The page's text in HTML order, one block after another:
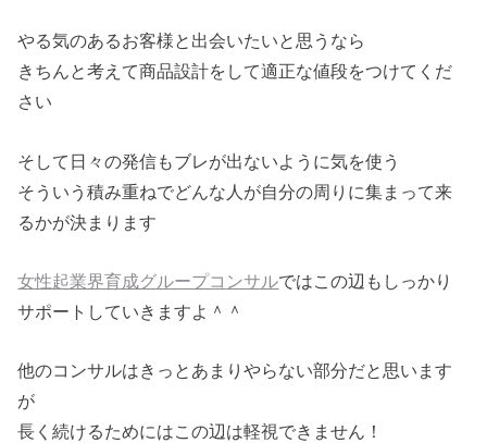
やる気のあるお客様と出会いたいと思うなら
きちんと考えて商品設計をして適正な値段をつけてくだ
さい
そして日々の発信もブレが出ないように気を使う
そういう積み重ねでどんな人が自分の周りに集まって来
るかが決まります
女性起業界育成グループコンサルではこの辺もしっかり
サポートしていきますよ＾＾
他のコンサルはきっとあまりやらない部分だと思います
が
長く続けるためにはこの辺は軽視できません！